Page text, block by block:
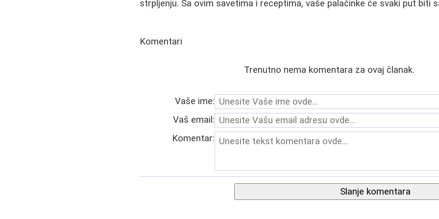
strpljenju. Sa ovim savetima i receptima, vaše palačinke će svaki put biti
Komentari
Trenutno nema komentara za ovaj članak.
Vaše ime:
Vaš email:
Komentar:
Slanje komentara